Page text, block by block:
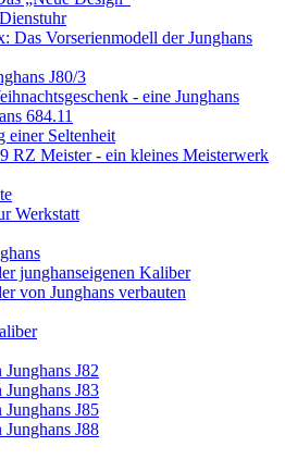
Das Vorserienmodell der Junghans
J80/3
- eine Junghans
684.11
einer Seltenheit
RZ Meister - ein kleines Meisterwerk
Werkstatt
junghanseigenen Kaliber
von Junghans verbauten
J82
Junghans J83
Junghans J85
Junghans J88